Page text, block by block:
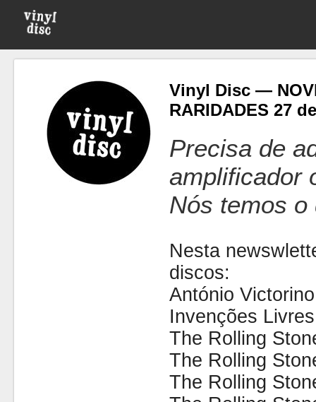
Vinyl Disc —
RARIDADES 27
Precisa de
amplificador
Nós temos o
Nesta
discos:
António
Invenções
The Rolling
The Rolling
The Rolling